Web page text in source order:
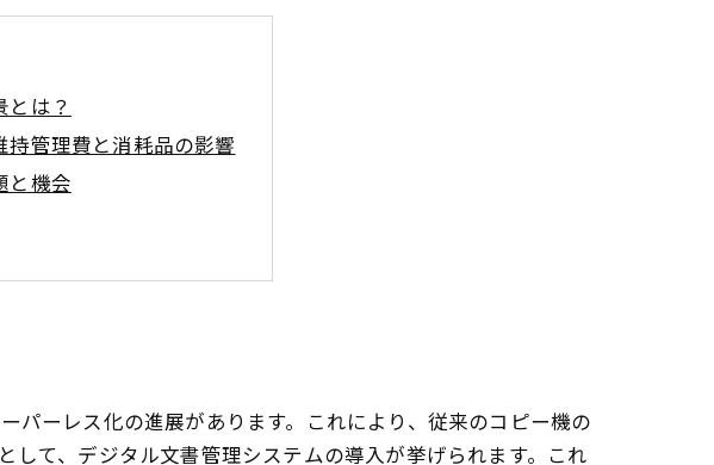
とは？
持管理費と消耗品の影響
と機会
パーレス化の進展があります。これにより、従来のコピー機の
て、デジタル文書管理システムの導入が挙げられます。これ